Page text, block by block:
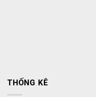
THỐNG KÊ